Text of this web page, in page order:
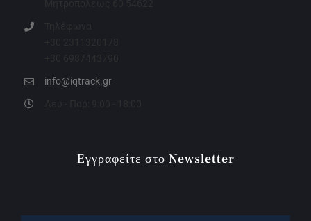
info@iqtrack.gr
Εγγραφείτε στο Newsletter